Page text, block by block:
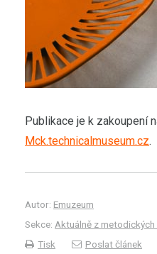
Publikace je k zakoupení
Mck.technicalmuseum.cz.
Autor: Emuzeum
Sekce: Aktuálně z metodických
Tisk
Poslat článek